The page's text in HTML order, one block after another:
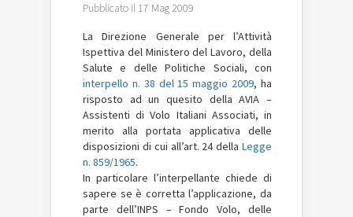
Pubblicato il 17 Mag 2009
La Direzione Generale per l’Attività
Ispettiva del Ministero del Lavoro, della
Salute e delle Politiche Sociali, con
interpello n. 38 del 15 maggio 2009, ha
risposto ad un quesito della AVIA –
Assistenti di Volo Italiani Associati, in
merito alla portata applicativa delle
disposizioni di cui all’art. 24 della Legge
n. 859/1965.
In particolare l’interpellante chiede di
sapere se è corretta l’applicazione, da
parte dell’INPS – Fondo Volo, delle